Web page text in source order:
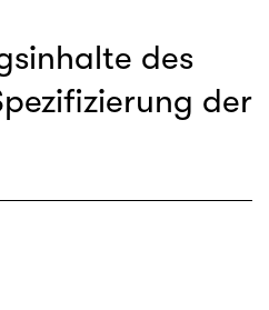
des
der